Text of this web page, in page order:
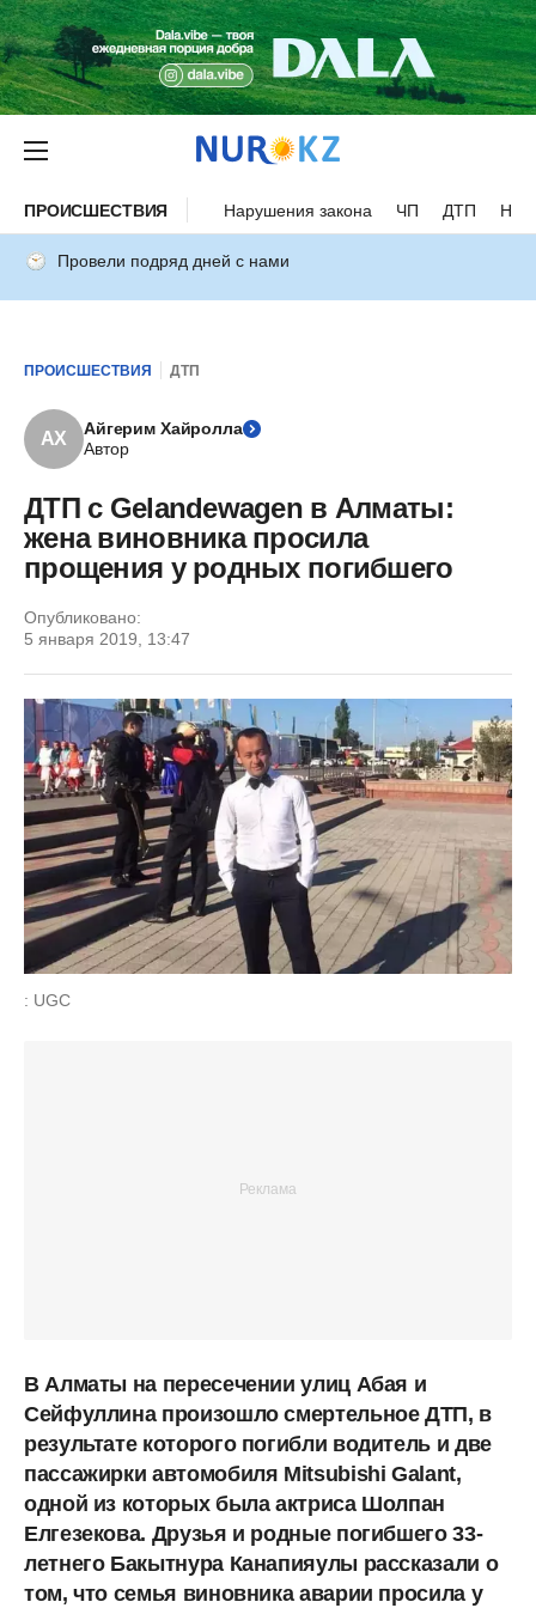
ПРОИСШЕСТВИЯ Нарушения закона ЧП ДТП
Провели подряд дней с нами
ПРОИСШЕСТВИЯ ДТП
АХ
Айгерим Хайролла
Автор
ДТП с Gelandewagen в Алматы:
жена виновника просила
прощения у родных погибшего
Опубликовано:
5 января 2019, 13:47
: UGC
В Алматы на пересечении улиц Абая и
Сейфуллина произошло смертельное ДТП, в
результате которого погибли водитель и две
пассажирки автомобиля Mitsubishi Galant,
одной из которых была актриса Шолпан
Елгезекова. Друзья и родные погибшего 33-
летнего Бакытнура Канапияулы рассказали о
том, что семья виновника аварии просила у